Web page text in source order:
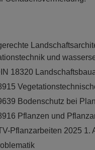
und
18320
Bodenschutz bei
Pflanzen und
Pflanzarbeiten 2025 1.